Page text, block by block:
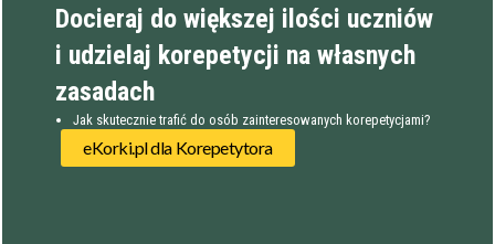
Docieraj do większej ilości uczniów
i udzielaj korepetycji na własnych
zasadach
Jak skutecznie trafić do osób zainteresowanych korepetycjami?
eKorki.pl dla Korepetytora